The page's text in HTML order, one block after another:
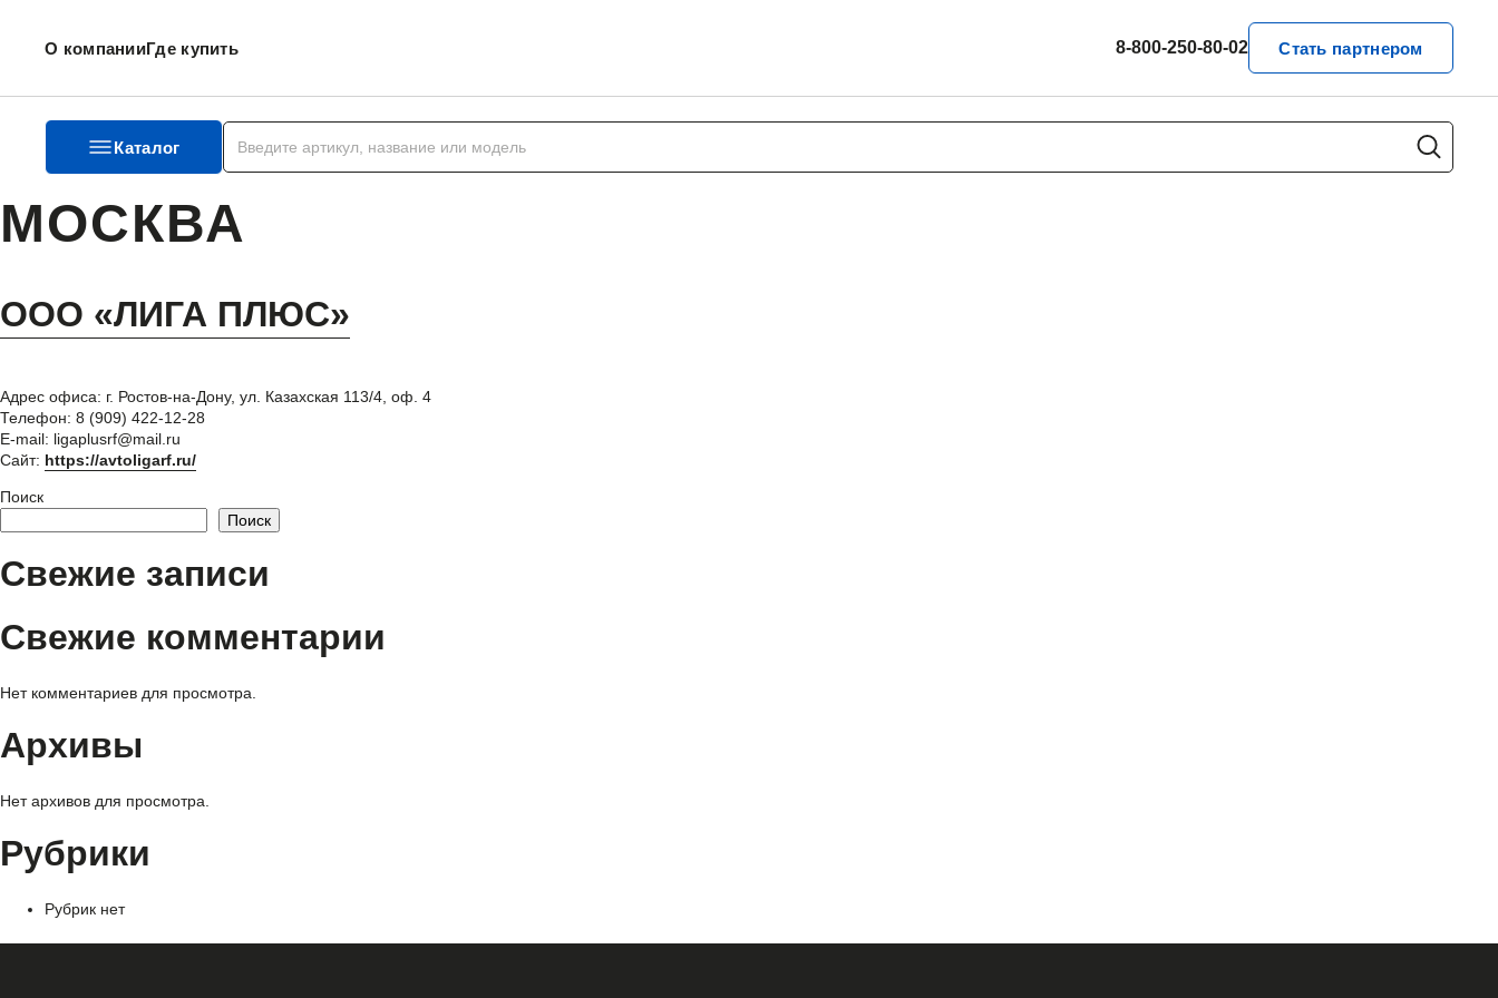
О компанииГде купить 8-800-250-80-02 Стать партнером
Каталог
МОСКВА
ООО «ЛИГА ПЛЮС»
Адрес офиса: г. Ростов-на-Дону, ул. Казахская 113/4, оф. 4
Телефон: 8 (909) 422-12-28
E-mail: ligaplusrf@mail.ru
Сайт: https://avtoligarf.ru/
Поиск
Поиск
Свежие записи
Свежие комментарии
Нет комментариев для просмотра.
Архивы
Нет архивов для просмотра.
Рубрики
Рубрик нет